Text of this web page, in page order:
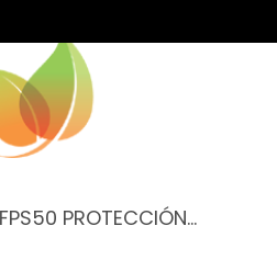
PROTECCIÓN…